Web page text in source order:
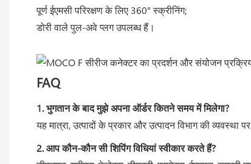
पूर्ण ईएमसी परिरक्षण के लिए 360° स्क्रीनिंग;
डोरी वाले पुल-अवे प्लग उपलब्ध हैं।
FAQ
1. भुगतान के बाद मुझे अपना ऑर्डर कितने समय में मिलेगा?
यह मात्रा, उत्पादों के प्रकार और उत्पादन विभाग की
2. आप कौन-कौन सी शिपिंग विधियां स्वीकार करते हैं?